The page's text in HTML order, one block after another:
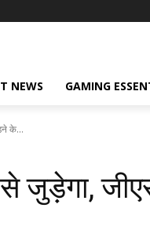
NEWS GAMING
के...
जुड़ेगा,